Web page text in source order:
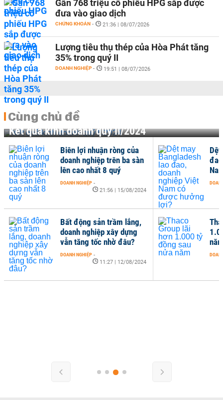
Gần 768 triệu cổ phiếu HPG sắp được
đưa vào giao dịch
CHỨNG KHOÁN - 21:36 | 08/07/2026
Lượng tiêu thụ thép của Hòa Phát tăng
35% trong quý II
DOANH NGHIỆP - 19:51 | 08/07/2026
Cùng chủ đề
Kết quả kinh doanh quý II/2024
Biên lợi nhuận ròng của
doanh nghiệp trên ba sàn
lên cao nhất 8 quý
DOANH NGHIỆP -
21:56 | 15/08/2024
Bất động sản trầm lắng,
doanh nghiệp xây dựng
vẫn tăng tốc nhờ đâu?
DOANH NGHIỆP -
11:27 | 12/08/2024